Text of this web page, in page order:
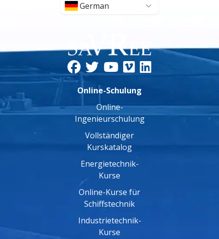
German
Online-Schulung
Online-
Ingenieurschulung
Vollständiger
Kurskatalog
Energietechnik-
Kurse
Online-Kurse für
Schiffstechnik
Industrietechnik-
Kurse